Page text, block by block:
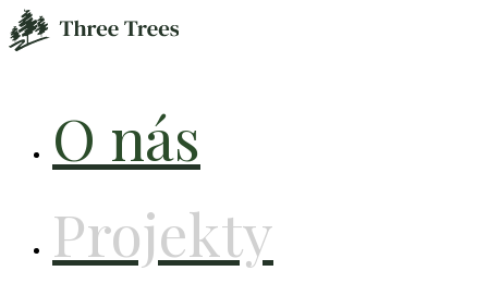
O nás
Projekty